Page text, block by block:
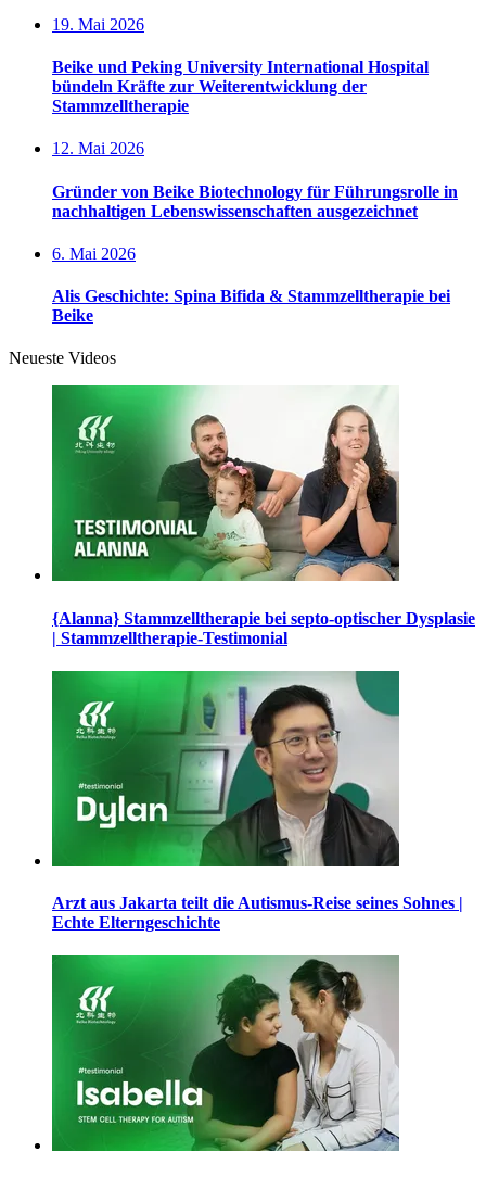
19. Mai 2026
Beike und Peking University International Hospital
bündeln Kräfte zur Weiterentwicklung der
Stammzelltherapie
12. Mai 2026
Gründer von Beike Biotechnology für Führungsrolle in
nachhaltigen Lebenswissenschaften ausgezeichnet
6. Mai 2026
Alis Geschichte: Spina Bifida & Stammzelltherapie bei
Beike
Neueste Videos
{Alanna} Stammzelltherapie bei septo-optischer Dysplasie
| Stammzelltherapie-Testimonial
Arzt aus Jakarta teilt die Autismus-Reise seines Sohnes |
Echte Elterngeschichte